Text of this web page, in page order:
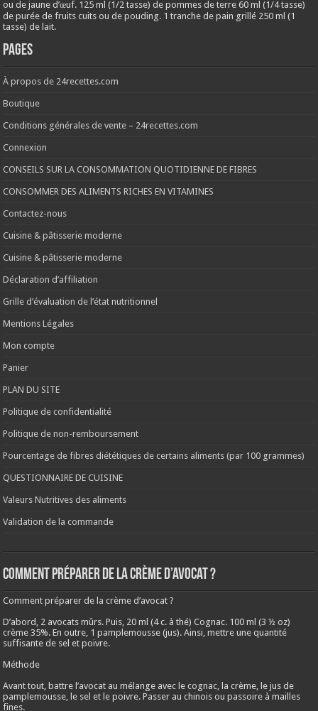
ou de jaune d’œuf. 125 ml (1/2 tasse) de pommes de terre 60 ml (1/4 tasse)
de purée de fruits cuits ou de pouding. 1 tranche de pain grillé 250 ml (1
tasse) de lait.
Pages
À propos de 24recettes.com
Boutique
Conditions générales de vente – 24recettes.com
Connexion
CONSEILS SUR LA CONSOMMATION QUOTIDIENNE DE FIBRES
CONSOMMER DES ALIMENTS RICHES EN VITAMINES
Contactez-nous
Cuisine & pâtisserie moderne
Cuisine & pâtisserie moderne
Déclaration d’affiliation
Grille d’évaluation de l’état nutritionnel
Mentions Légales
Mon compte
Panier
PLAN DU SITE
Politique de confidentialité
Politique de non-remboursement
Pourcentage de fibres diététiques de certains aliments (par 100 grammes)
QUESTIONNAIRE DE CUISINE
Valeurs Nutritives des aliments
Validation de la commande
Comment préparer de la crème d’avocat ?
Comment préparer de la crème d’avocat ?
D’abord, 2 avocats mûrs. Puis, 20 ml (4 c. à thé) Cognac. 100 ml (3 ½ oz)
crème 35%. En outre, 1 pamplemousse (jus). Ainsi, mettre une quantité
suffisante de sel et poivre.
Méthode
Avant tout, battre l’avocat au mélange avec le cognac, la crème, le jus de
pamplemousse, le sel et le poivre. Passer au chinois ou passoire à mailles
fines.